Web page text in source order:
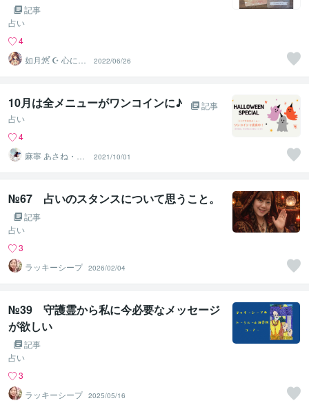
記事
占い
4
如月悠 ໋☪︎ 心に寄
り添う占い師
2022/06/26
10月は全メニューがワンコインに♪
記事
占い
4
麻寧 あさね・カ
ードで癒しと内
観サポート
2021/10/01
№67 占いのスタンスについて思うこと。
記事
占い
3
ラッキーシープ 2026/02/04
№39 守護霊から私に今必要なメッセージ
が欲しい
記事
占い
3
ラッキーシープ 2025/05/16